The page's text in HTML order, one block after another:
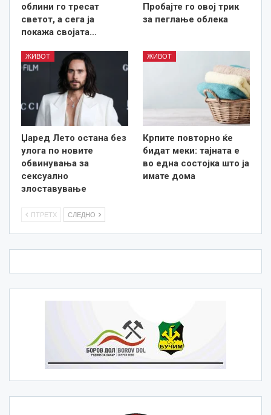
облини го тресат
светот, а сега ја
покажа својата…
Пробајте го овој трик
за пеглање облека
ЖИВОТ
Џаред Лето остана без
улога по новите
обвинувања за
сексуално
злоставување
ЖИВОТ
Крпите повторно ќе
бидат меки: тајната е
во една состојка што ја
имате дома
ПТРЕТХ СЛЕДНО